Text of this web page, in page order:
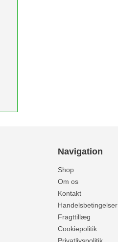
Navigation
Shop
Om os
Kontakt
Handelsbetingelser
Fragttillæg
Cookiepolitik
Privatlivspolitik